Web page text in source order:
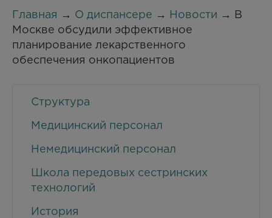
Главная → О диспансере → Новости → В
Москве обсудили эффективное
планирование лекарственного
обеспечения онкопациентов
Структура
Медицинский персонал
Немедицинский персонал
Школа передовых сестринских
технологий
История